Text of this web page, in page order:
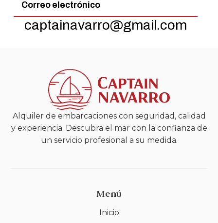
Correo electrónico
captainavarro@gmail.com
Alquiler de embarcaciones con seguridad, calidad
y experiencia. Descubra el mar con la confianza de
un servicio profesional a su medida.
Menú
Inicio